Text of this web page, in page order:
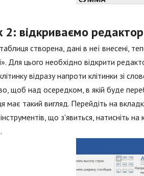
2: відкриваємо
створена, дані в неї внесені,
Для цього необхідно відкрити
відразу напроти клітинки зі
щоб над осередком, в якій буде
має такий вигляд. Перейдіть на
що з'явиться, натисніть